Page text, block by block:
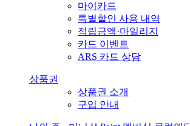
마이카드
특별할인 사용 내역
적립금액·마일리지
카드 이벤트
ARS 카드 상담
상품권
상품권 소개
구입 안내